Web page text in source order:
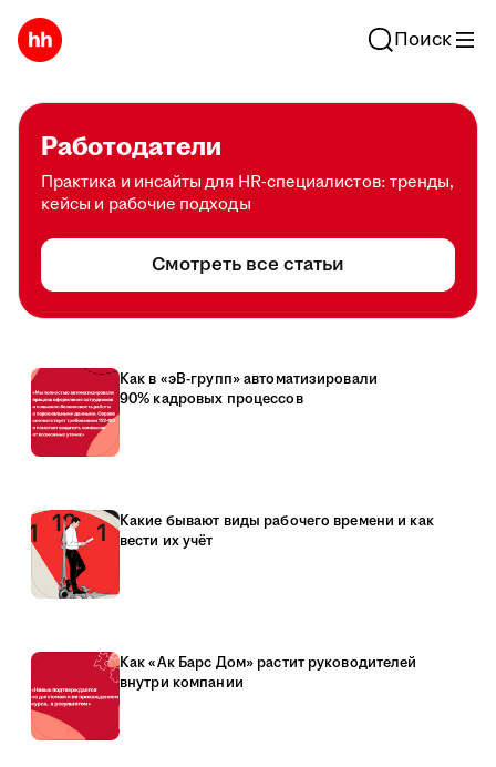
Поиск
Работодатели
Практика и инсайты для HR-специалистов: тренды,
кейсы и рабочие подходы
Смотреть все статьи
Как в «эВ-групп» автоматизировали
90% кадровых процессов
Какие бывают виды рабочего времени и как
вести их учёт
Как «Ак Барс Дом» растит руководителей
внутри компании